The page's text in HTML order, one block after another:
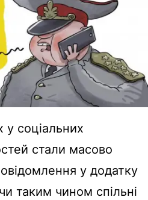
у соціальних
стали масово
у додатку
таким чином спільні